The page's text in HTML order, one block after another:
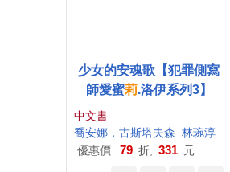
少女的安魂歌【犯罪側寫
師愛蜜莉.洛伊系列3】
中文書
喬安娜．古斯塔夫森 林琬淳
優惠價: 79 折, 331 元